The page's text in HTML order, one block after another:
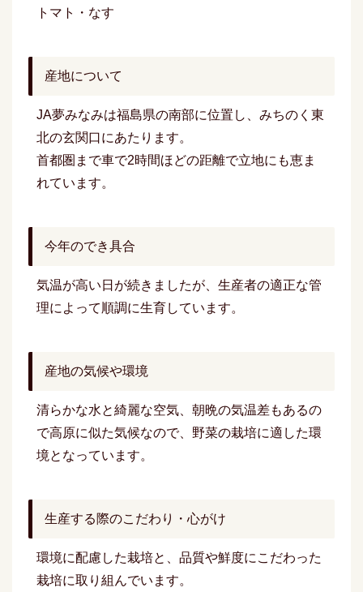
トマト・なす
産地について
JA夢みなみは福島県の南部に位置し、みちのく東
北の玄関口にあたります。
首都圏まで車で2時間ほどの距離で立地にも恵ま
れています。
今年のでき具合
気温が高い日が続きましたが、生産者の適正な管
理によって順調に生育しています。
産地の気候や環境
清らかな水と綺麗な空気、朝晩の気温差もあるの
で高原に似た気候なので、野菜の栽培に適した環
境となっています。
生産する際のこだわり・心がけ
環境に配慮した栽培と、品質や鮮度にこだわった
栽培に取り組んでいます。